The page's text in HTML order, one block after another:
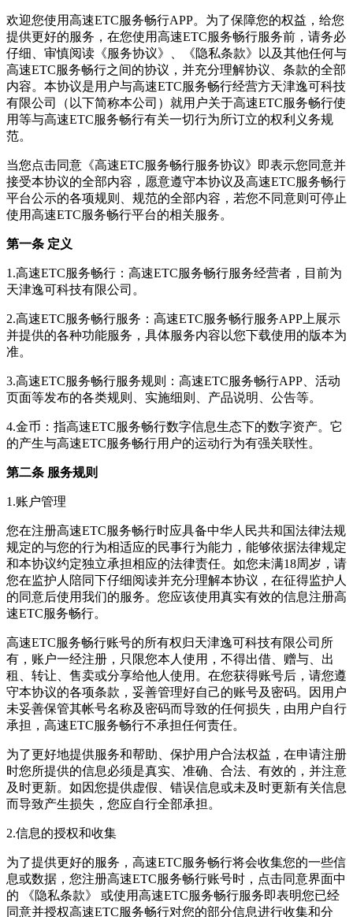
欢迎您使用高速ETC服务畅行APP。为了保障您的权益，给您
提供更好的服务，在您使用高速ETC服务畅行服务前，请务必
仔细、审慎阅读《服务协议》、《隐私条款》以及其他任何与
高速ETC服务畅行之间的协议，并充分理解协议、条款的全部
内容。本协议是用户与高速ETC服务畅行经营方天津逸可科技
有限公司
（以下简称本公司）就用户关于高速ETC服务畅行使
用等与高速ETC服务畅行有关一切行为所订立的权利义务规
范。
当您点击同意《高速ETC服务畅行服务协议》即表示您同意并
接受本协议的全部内容，愿意遵守本协议及高速ETC服务畅行
平台公示的各项规则、规范的全部内容，若您不同意则可停止
使用高速ETC服务畅行平台的相关服务。
第一条 定义
1.高速ETC服务畅行 ： 高速ETC服务畅行服务经营者，目前为
天津逸可科技有限公司 。
2.高速ETC服务畅行服务： 高速ETC服务畅行服务APP上展示
并提供的各种功能服务，具体服务内容以您下载使用的版本为
准。
3.高速ETC服务畅行服务规则： 高速ETC服务畅行APP、活动
页面等发布的各类规则、实施细则、产品说明、公告等。
4.金币：指高速ETC服务畅行数字信息生态下的数字资产。它
的产生与高速ETC服务畅行用户的运动行为有强关联性。
第二条 服务规则
1.账户管理
您在注册高速ETC服务畅行时应具备中华人民共和国法律法规
规定的与您的行为相适应的民事行为能力，能够依据法律规定
和本协议约定独立承担相应的法律责任。如您未满18周岁，请
您在监护人陪同下仔细阅读并充分理解本协议，在征得监护人
的同意后使用我们的服务。您应该使用真实有效的信息注册高
速ETC服务畅行。
高速ETC服务畅行账号的所有权归天津逸可科技有限公司 所
有，账户一经注册，只限您本人使用，不得出借、赠与、出
租、转让、售卖或分享给他人使用。在您获得账号后，请您遵
守本协议的各项条款，妥善管理好自己的账号及密码。因用户
未妥善保管其帐号名称及密码而导致的任何损失，由用户自行
承担， 高速ETC服务畅行不承担任何责任。
为了更好地提供服务和帮助、保护用户合法权益，在申请注册
时您所提供的信息必须是真实、准确、合法、有效的，并注意
及时更新。如因您提供虚假、错误信息或未及时更新有关信息
而导致产生损失，您应自行全部承担。
2.信息的授权和收集
为了提供更好的服务， 高速ETC服务畅行将会收集您的一些信
息或数据，您注册高速ETC服务畅行账号时，点击同意界面中
的 《隐私条款》 或使用高速ETC服务畅行服务即表明您已经
同意并授权高速ETC服务畅行对您的部分信息进行收集和分